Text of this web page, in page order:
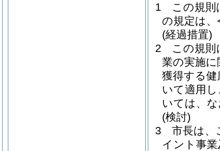
1
この規則
の規定は
(経過措置)
2
この規則
業の実施
獲得する
いて適用
いては、
(検討)
3
市長は、
イント事